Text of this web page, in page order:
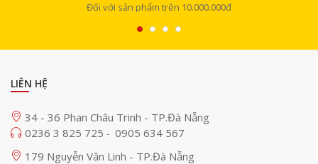
Đối với sản phẩm trên 10.000.000đ
LIÊN HỆ
34 - 36 Phan Châu Trinh - TP.Đà Nẵng
0236 3 825 725 - 0905 634 567
179 Nguyễn Văn Linh - TP.Đà Nẵng